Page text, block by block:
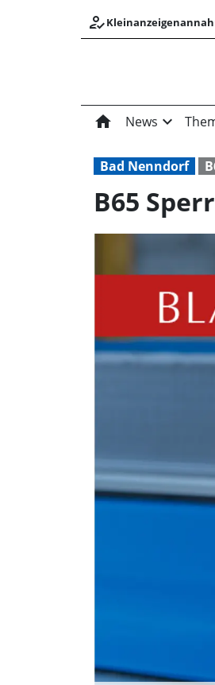
how_to_reg
home News expand_more
Bad Nenndorf
B65